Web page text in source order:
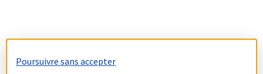
Poursuivre sans accepter